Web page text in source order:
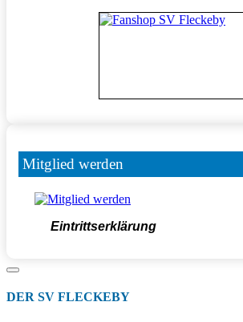
Mitglied werden
Eintrittserklärung
DER SV FLECKEBY